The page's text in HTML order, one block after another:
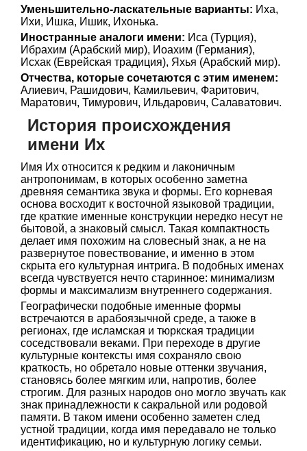
Уменьшительно-ласкательные варианты: Иха,
Ихи, Ишка, Ишик, Ихонька.
Иностранные аналоги имени: Иса (Турция),
Ибрахим (Арабский мир), Иоахим (Германия),
Исхак (Еврейская традиция), Яхья (Арабский мир).
Отчества, которые сочетаются с этим именем:
Алиевич, Рашидович, Камильевич, Фаритович,
Маратович, Тимурович, Ильдарович, Салаватович.
История происхождения
имени Их
Имя Их относится к редким и лаконичным
антропонимам, в которых особенно заметна
древняя семантика звука и формы. Его корневая
основа восходит к восточной языковой традиции,
где краткие именные конструкции нередко несут не
бытовой, а знаковый смысл. Такая компактность
делает имя похожим на словесный знак, а не на
развернутое повествование, и именно в этом
скрыта его культурная интрига. В подобных именах
всегда чувствуется нечто старинное: минимализм
формы и максимализм внутреннего содержания.
Географически подобные именные формы
встречаются в арабоязычной среде, а также в
регионах, где исламская и тюркская традиции
соседствовали веками. При переходе в другие
культурные контексты имя сохраняло свою
краткость, но обретало новые оттенки звучания,
становясь более мягким или, напротив, более
строгим. Для разных народов оно могло звучать как
знак принадлежности к сакральной или родовой
памяти. В таком имени особенно заметен след
устной традиции, когда имя передавало не только
идентификацию, но и культурную логику семьи.